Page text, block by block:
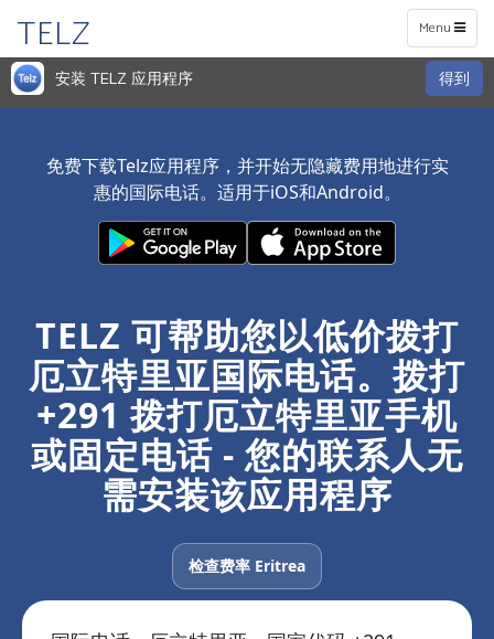
Toggle
navigation
Menu
TELZ
安装 TELZ 应用程序 得到
免费下载Telz应用程序，并开始无隐藏费用地进行实
惠的国际电话。适用于iOS和Android。
TELZ 可帮助您以低价拨打
厄立特里亚国际电话。拨打
+291 拨打厄立特里亚手机
或固定电话 - 您的联系人无
需安装该应用程序
检查费率 Eritrea